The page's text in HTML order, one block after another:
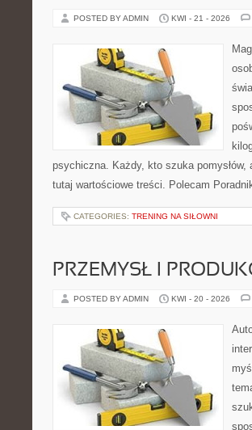
POSTED BY ADMIN KWI - 21 - 2026
psychiczna. Każdy, kto szuka
tutaj wartościowe treści. Polecam
CATEGORIES: TRENING NA SIŁOWNI
PRZEMYSŁ I
POSTED BY ADMIN KWI - 20 - 2026